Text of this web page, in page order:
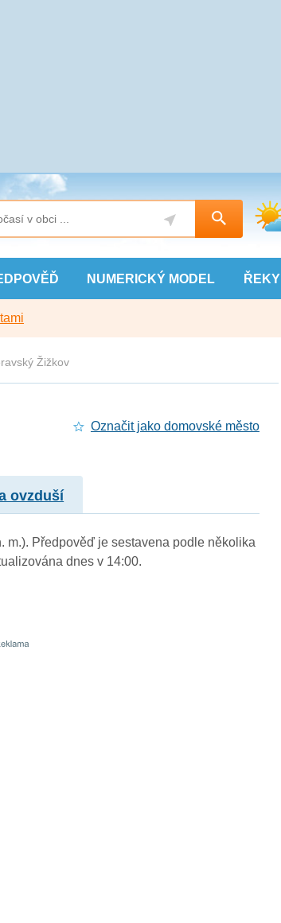
NUMERICKÝ MODEL ŘEKY
Žižkov
Označit jako domovské město
ovzduší
m.). Předpověď je sestavena podle několika
dnes v 14:00.